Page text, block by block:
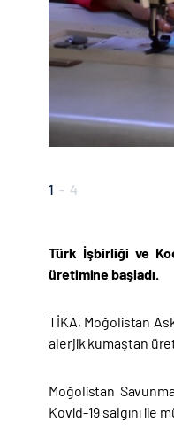
1 - 4
Türk İşbirliği ve
üretimine başladı.
TİKA, Moğolistan
alerjik kumaştan
Moğolistan
Kovid-19 salgını ile